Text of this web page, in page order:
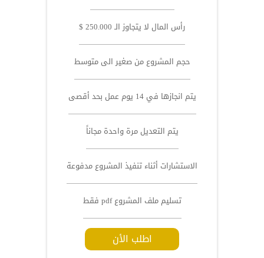
رأس المال لا يتجاوز الـ 250.000 $
حجم المشروع من صغير الى متوسط
يتم انجازها في 14 يوم عمل بحد أقصى
يتم التعديل مرة واحدة مجاناً
الاستشارات أثناء تنفيذ المشروع مدفوعة
تسليم ملف المشروع pdf فقط
اطلب الأن